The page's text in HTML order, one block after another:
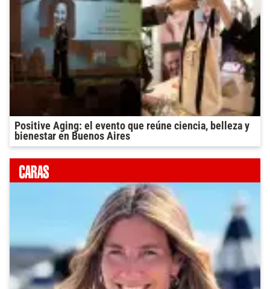
Positive Aging: el evento que reúne ciencia, belleza y
bienestar en Buenos Aires